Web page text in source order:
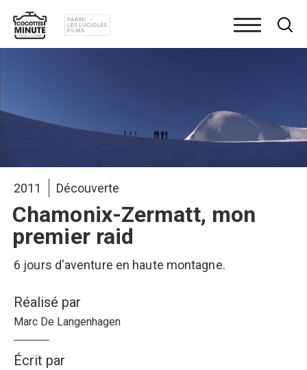
contenu
principal
2011 Découverte
Chamonix-Zermatt, mon
premier raid
6 jours d'aventure en haute montagne.
Réalisé par
Marc De Langenhagen
Écrit par